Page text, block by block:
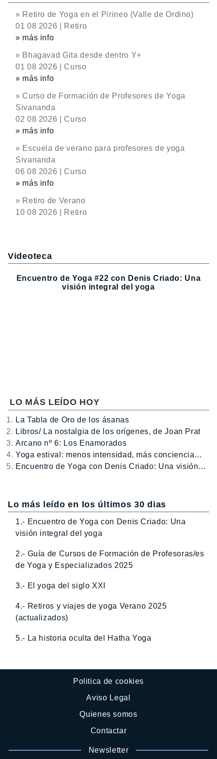
» Retiro de Yoga en el Pirineo (Valle de Ordino)
01 08 2026 | Retiro
» más info
» Bhagavad Gita desde dentro Y+
01 08 2026 | Curso
» más info
» Curso de Formación de Profesores de Yoga
Sivananda
02 08 2026 | Curso
» más info
» Escuela de verano para profesores de yoga
Sivananda
06 08 2026 | Curso
» más info
» Retiro de Verano
10 08 2026 | Retiro
Videoteca
Encuentro de Yoga #22 con Denis Criado: Una
visión integral del yoga
LO MÁS LEÍDO HOY
La Tabla de Oro de los ásanas
Libros/ La nostalgia de los orígenes, de Joan Prat
Arcano nº 6: Los Enamorados
Yoga estival: menos intensidad, más conciencia…
Encuentro de Yoga con Denis Criado: Una visión…
Lo más leído en los últimos 30 dias
1.- Encuentro de Yoga con Denis Criado: Una
visión integral del yoga
2.- Guía de Cursos de Formación de Profesoras/es
de Yoga y Especializados 2025
3.- El yoga del siglo XXI
4.- Retiros y viajes de yoga Verano 2025
(actualizados)
5.- La historia oculta del Hatha Yoga
Politica de cookies
Aviso Legal
Quienes somos
Contactar
Newsletter